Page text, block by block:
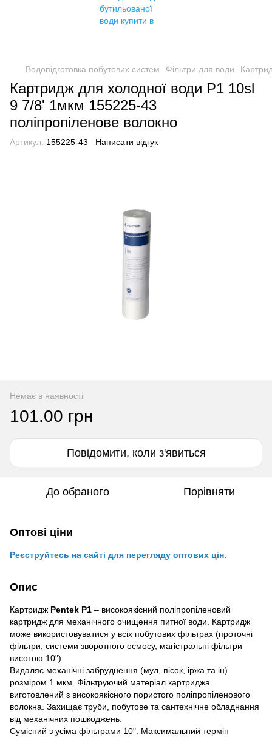
Водопідготовка побутових систем Фільтри для води
Картридж для холодної води P1 10sl
9 7/8' 1мкм 155225-43
поліпропіленове волокно
Артикул: 155225-43 Написати відгук
Немає в наявності
101.00 грн
Повідомити, коли з'явиться
До обраного Порівняти
Оптові ціни
Реєструйтесь на сайті для перегляду оптових цін.
Опис
Картридж Pentek P1 – високоякісний поліпропіленовий
картридж для механічного очищення питної води. Картридж
може використовуватися у всіх побутових фільтрах (проточні
фільтри, системи зворотного осмосу, магістральні фільтри
висотою 10").
Видаляє механічні забруднення (мул, пісок, іржа та ін)
розміром 1 мкм. Фільтруючий матеріал картриджа
виготовлений з високоякісного пористого поліпропіленового
волокна. Захищає труби, побутове та сантехнічне обладнання
від механічних пошкоджень.
Сумісний з усіма фільтрами 10". Максимальний термін